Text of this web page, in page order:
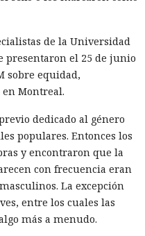
enorme: en el caso de
hackeo a Ticketmaster
de usuarios.
ocurrieron entre febrero
a cuentas
números de registro de
Drogas, licencias de
seguridad social.
a las
con publicar lo
de 2,5 millones de
chantajeó al menos a
de la Universidad
presentaron el 25 de junio
sobre equidad,
Montreal.
dedicado al género
populares. Entonces los
y encontraron que la
con frecuencia eran
La excepción
entre los cuales las
más a menudo.